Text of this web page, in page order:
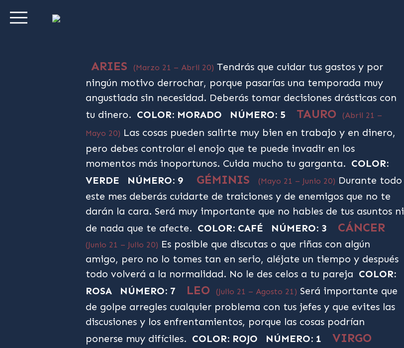
ARIES (Marzo 21 – Abril 20) Tendrás que cuidar tus gastos y por
ningún motivo derrochar, porque pasarías una temporada muy
angustiada sin necesidad. Deberás tomar decisiones drásticas con
tu dinero. COLOR: MORADO NÚMERO: 5 TAURO
(Abril 21 –
Mayo 20) Las cosas pueden salirte muy bien en trabajo y en dinero,
pero debes controlar el enojo que te puede invadir en los
momentos más inoportunos. Cuida mucho tu garganta. COLOR:
VERDE
NÚMERO: 9 GÉMINIS (Mayo 21 – Junio 20) Durante todo
este mes deberás cuidarte de traiciones y de enemigos que no te
darán la cara. Será muy importante que no hables de tus asuntos ni
de nada que te afecte. COLOR: CAFÉ NÚMERO: 3 CÁNCER
(Junio 21 – Julio 20) Es posible que discutas o que riñas con algún
amigo, pero no lo tomes tan en serio, aléjate un tiempo y después
todo volverá a la normalidad. No le des celos a tu pareja COLOR:
ROSA
NÚMERO: 7 LEO (Julio 21 – Agosto 21) Será importante que
de golpe arregles cualquier problema con tus jefes y que evites las
discusiones y los enfrentamientos, porque las cosas podrían
ponerse muy difíciles. COLOR: ROJO NÚMERO: 1 VIRGO